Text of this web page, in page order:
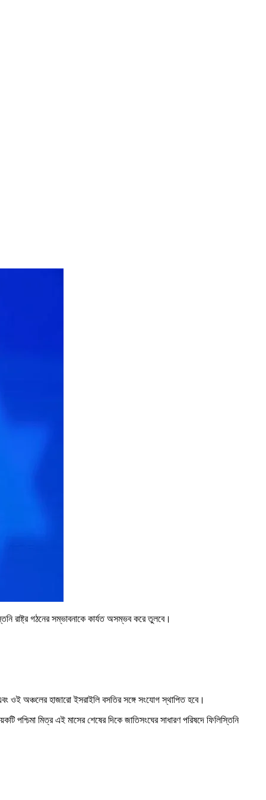
রাষ্ট্র গঠনের সম্ভাবনাকে কার্যত অসম্ভব করে তুলবে।
ওই অঞ্চলের হাজারো ইসরাইলি বসতির সঙ্গে সংযোগ স্থাপিত হবে।
পশ্চিমা মিত্র এই মাসের শেষের দিকে জাতিসংঘের সাধারণ পরিষদে ফিলিস্তিনি